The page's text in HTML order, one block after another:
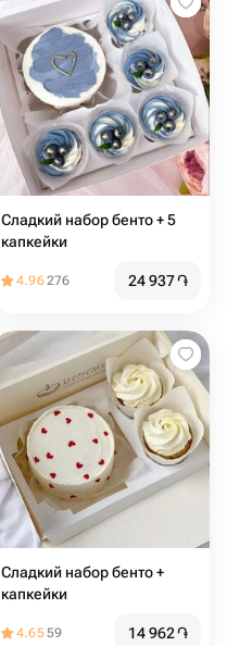
Сладкий набор бенто + 5
капкейки
4.96276 24 937֏
Сладкий набор бенто +
капкейки
4.6559 14 962֏